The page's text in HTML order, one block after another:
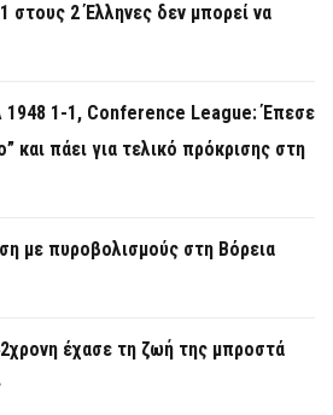
στους 2 Έλληνες δεν μπορεί να
1948 1-1, Conference League: Έπεσε
και πάει για τελικό πρόκρισης στη
με πυροβολισμούς στη Βόρεια
έχασε τη ζωή της μπροστά